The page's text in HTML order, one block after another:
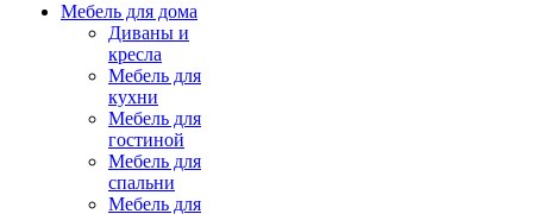
Мебель для дома
Диваны и
кресла
Мебель для
кухни
Мебель для
гостиной
Мебель для
спальни
Мебель для